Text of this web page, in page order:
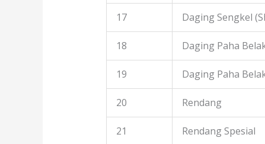
17 Daging Sengkel
18 Daging Paha
19 Daging Paha
20 Rendang
21 Rendang Spesial